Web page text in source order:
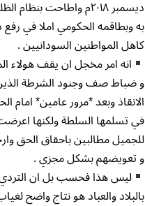
ديسمبر ٢٠١٨م واطاحت
به وبطاقمه الحكومي املا في
كاهل المواطنين السودانيين .
انه امر مخجل ان يقف هولاء
و ضباط صف وجنود الشرطة
الانقاذ وبعد *مرور عامين* امام
في تسلمها السلطة ولكنها
للجميل مطالبين باحقاق الحق
و تعويضهم بشكل مجزي .
ليس هذا فحسب بل ان التردي
بالبلاد والعباد هو نتاج واضح